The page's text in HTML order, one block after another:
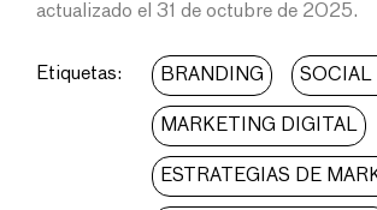
actualizado el 31 de octubre de 2025.
Etiquetas: BRANDING SOCIAL
MARKETING DIGITAL
ESTRATEGIAS DE